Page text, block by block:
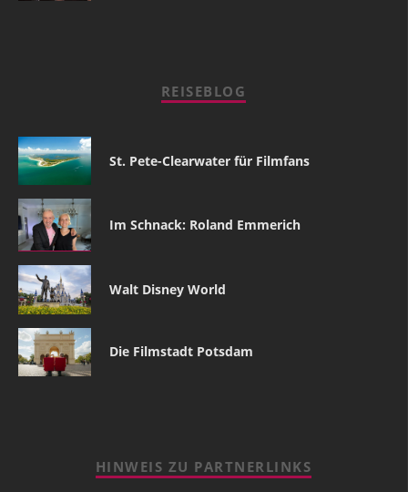
REISEBLOG
St. Pete-Clearwater für Filmfans
Im Schnack: Roland Emmerich
Walt Disney World
Die Filmstadt Potsdam
HINWEIS ZU PARTNERLINKS